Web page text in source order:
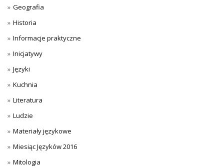
Geografia
Historia
Informacje praktyczne
Inicjatywy
Języki
Kuchnia
Literatura
Ludzie
Materiały językowe
Miesiąc Języków 2016
Mitologia